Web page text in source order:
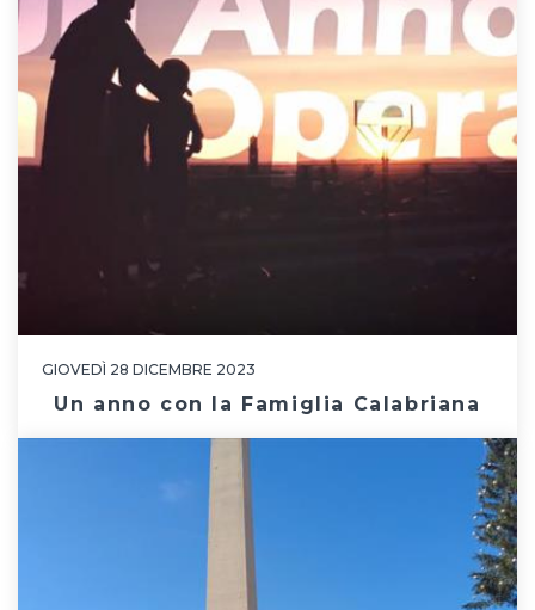
GIOVEDÌ 28 DICEMBRE 2023
Un anno con la Famiglia Calabriana